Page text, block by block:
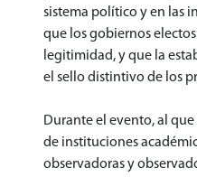
sistema político y en las
que los gobiernos
legitimidad, y que la
el sello distintivo de los
Durante el evento, al
de instituciones
observadoras y